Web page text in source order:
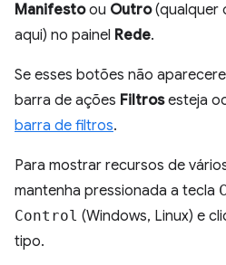
Manifestoou Outro(qualquer
aqui) no painel Rede.
Se esses botões não
barra de ações Filtrosesteja
barra de filtros.
Para mostrar recursos de
mantenha pressionada a tecla
Control (Windows, Linux) e
tipo.